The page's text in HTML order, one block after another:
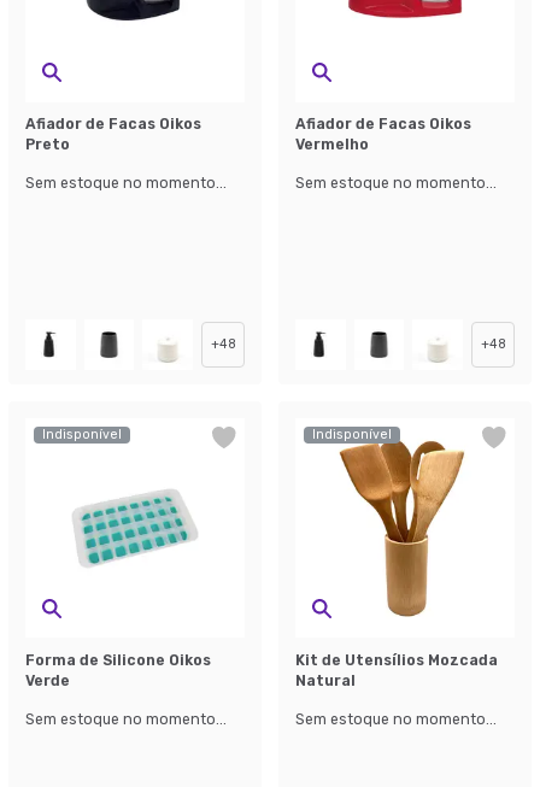
Afiador de Facas Oikos
Preto
Sem estoque no momento...
+48
Afiador de Facas Oikos
Vermelho
Sem estoque no momento...
+48
Indisponível
Forma de Silicone Oikos
Verde
Sem estoque no momento...
Indisponível
Kit de Utensílios Mozcada
Natural
Sem estoque no momento...